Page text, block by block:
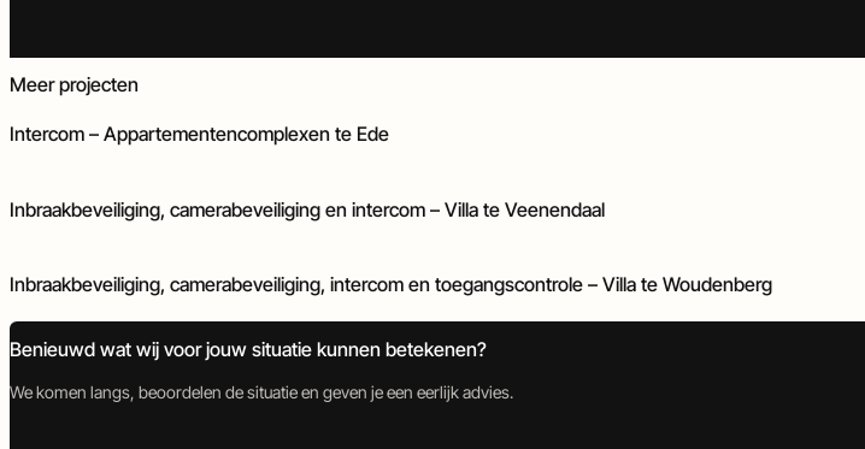
Meer projecten
Intercom – Appartementencomplexen te Ede
CamerabeveiligingInbraakbeveiligingIntercom
Inbraakbeveiliging, camerabeveiliging en intercom – Villa te Veenendaal
InbraakbeveiligingIntercomToegangscontrolePoort- en deurautomatisering
Inbraakbeveiliging, camerabeveiliging, intercom en toegangscontrole – Villa te Woudenberg
Benieuwd wat wij voor jouw situatie kunnen betekenen?
We komen langs, beoordelen de situatie en geven je een eerlijk advies.